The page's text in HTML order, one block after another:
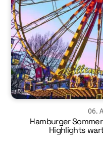
06.
Hamburger
Highlights